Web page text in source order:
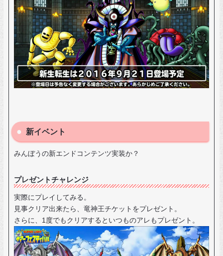
新イベント
みんぼうの新エンドコンテンツ実装か？
プレゼントチャレンジ
実際にプレイしてみる。
見事クリア出来たら、竜神王チケットをプレゼント。
さらに、1度でもクリアするといつものアレもプレゼント。